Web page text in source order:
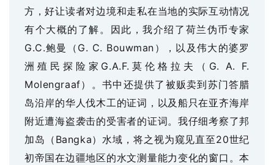
方，好让读者对边境和走私在当地的实际互动情况
有个大概的了解。因此，我介绍了荷兰伪币专家
G.C.鲍曼（G. C. Bouwman），以及伟大的婆罗
洲殖民探险家G.A.F.莫伦格拉夫（G. A. F.
Molengraaf）。书中还提供了被贩卖到苏门答腊
岛沿岸的华人伐木工的证词，以及船只在亚齐海岸
附近遭海盗袭击的受害者的证词。我仔细考察了邦
加岛（Bangka）水域，将之视为窥见直至20世纪
初帝国在边疆地区的水文测量能力变化的窗口。本